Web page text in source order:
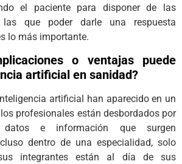
el paciente para disponer de las
las que poder darle una respuesta
lo más importante.
o ventajas puede
artificial en sanidad?
artificial han aparecido en un
profesionales están desbordados por
e información que surgen
dentro de una especialidad, solo
integrantes están al día de sus